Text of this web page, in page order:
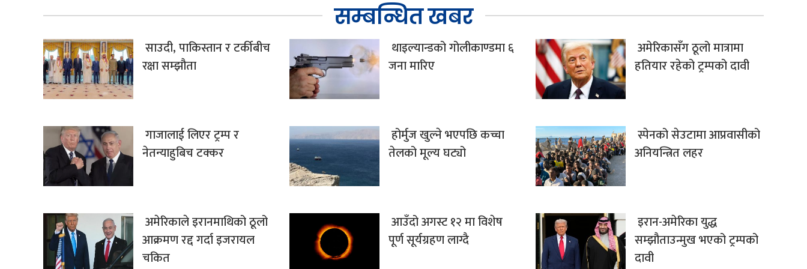
सम्बन्धित खबर
साउदी, पाकिस्तान र टर्कीबीच
रक्षा सम्झौता
थाइल्यान्डको गोलीकाण्डमा ६
जना मारिए
अमेरिकासँग ठूलो मात्रामा
हतियार रहेको ट्रम्पको दावी
गाजालाई लिएर ट्रम्प र
नेतन्याहुबिच टक्कर
होर्मुज खुल्ने भएपछि कच्चा
तेलको मूल्य घट्यो
स्पेनको सेउटामा आप्रवासीको
अनियन्त्रित लहर
अमेरिकाले इरानमाथिको ठूलो
आक्रमण रद्द गर्दा इजरायल
चकित
आउँदो अगस्ट १२ मा विशेष
पूर्ण सूर्यग्रहण लाग्दै
इरान-अमेरिका युद्ध
सम्झौताउन्मुख भएको ट्रम्पको
दावी